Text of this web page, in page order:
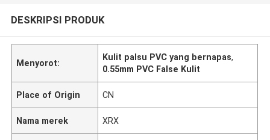
DESKRIPSI PRODUK
Menyorot:
Kulit palsu PVC yang bernapas,
0.55mm PVC False Kulit
Place of Origin CN
Nama merek XRX